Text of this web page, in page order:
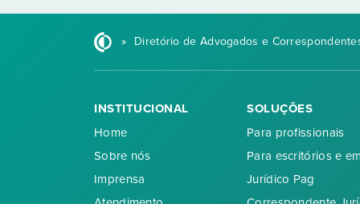
» Diretório de Advogados e
INSTITUCIONAL
Home
Sobre nós
Imprensa
SOLUÇÕES
Para profissionais
Para escritórios e
Jurídico Pag